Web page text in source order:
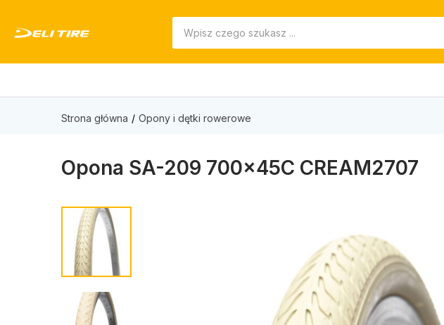
Strona główna Opony i dętki rowerowe
Opona SA-209 700x45C CREAM2707